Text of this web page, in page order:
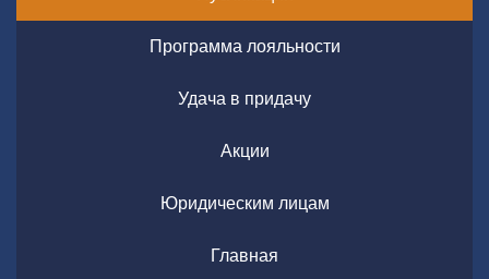
Программа лояльности
Удача в придачу
Акции
Юридическим лицам
Главная